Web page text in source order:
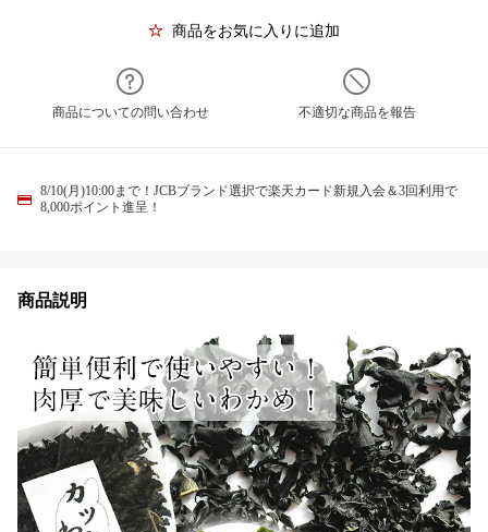
商品をお気に入りに追加
商品についての問い合わせ 不適切な商品を報告
8/10(月)10:00まで！JCBブランド選択で楽天カード新規入会＆3回利用で
8,000ポイント進呈！
商品説明